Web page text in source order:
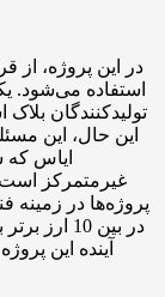
در این پروژه، از
استفاده می‌شود.
تولیدکنندگان
این حال، این
ایاس که
غیرمتمرکز
پروژه‌ها در زمینه
در بین 10
آینده این